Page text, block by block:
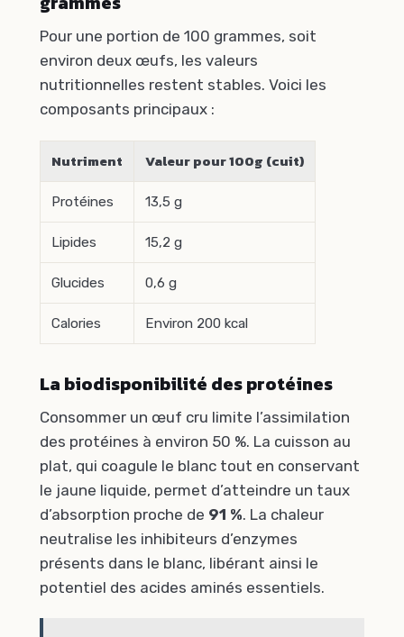
Pour une portion de 100 grammes, soit
environ deux œufs, les valeurs
nutritionnelles restent stables. Voici les
composants principaux :
Nutriment Valeur pour 100g (cuit)
Protéines 13,5 g
Lipides 15,2 g
Glucides 0,6 g
Calories Environ 200 kcal
La biodisponibilité des protéines
Consommer un œuf cru limite l’assimilation
des protéines à environ 50 %. La cuisson au
plat, qui coagule le blanc tout en conservant
le jaune liquide, permet d’atteindre un taux
d’absorption proche de 91 %. La chaleur
neutralise les inhibiteurs d’enzymes
présents dans le blanc, libérant ainsi le
potentiel des acides aminés essentiels.